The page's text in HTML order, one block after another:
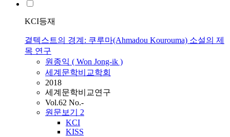
KCI등재
곁텍스트의 경계: 쿠루마(Ahmadou Kourouma) 소설의 제
목 연구
원종익 ( Won Jong-ik )
세계문학비교학회
2018
세계문학비교연구
Vol.62 No.-
원문보기 2
KCI
KISS